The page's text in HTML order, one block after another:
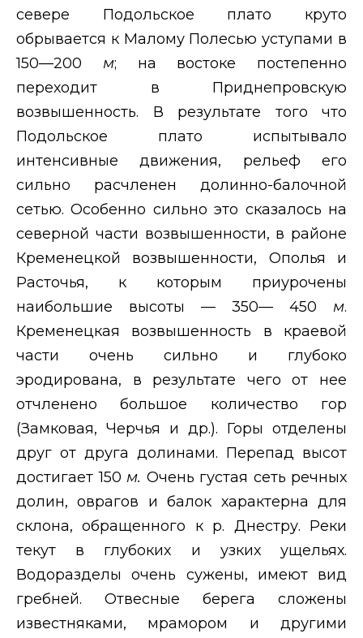
севере Подольское плато круто
обрывается к Малому Полесью уступами в
150—200 м; на востоке постепенно
переходит в Приднепровскую
возвышенность. В результате того что
Подольское плато испытывало
интенсивные движения, рельеф его
сильно расчленен долинно-балочной
сетью. Особенно сильно это сказалось на
северной части возвышенности, в районе
Кременецкой возвышенности, Ополья и
Расточья, к которым приурочены
наибольшие высоты — 350— 450 м.
Кременецкая возвышенность в краевой
части очень сильно и глубоко
эродирована, в результате чего от нее
отчленено большое количество гор
(Замковая, Черчья и др.). Горы отделены
друг от друга долинами. Перепад высот
достигает 150 м. Очень густая сеть речных
долин, оврагов и балок характерна для
склона, обращенного к р. Днестру. Реки
текут в глубоких и узких ущельях.
Водоразделы очень сужены, имеют вид
гребней. Отвесные берега сложены
известняками, мрамором и другими